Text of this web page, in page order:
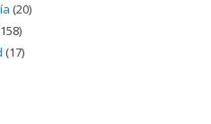
(20)
(17)